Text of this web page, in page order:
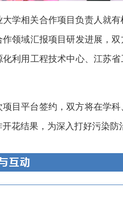
大学相关合作项目负责人就
领域汇报项目研发进展，
利用工程技术中心、江苏
项目平台签约，双方将在学
花结果，为深入打好污染